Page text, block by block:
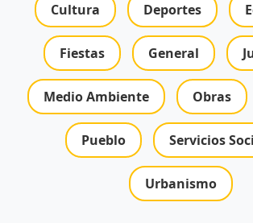
Cultura Deportes
Fiestas General
Medio Ambiente Obras
Pueblo Servicios
Urbanismo